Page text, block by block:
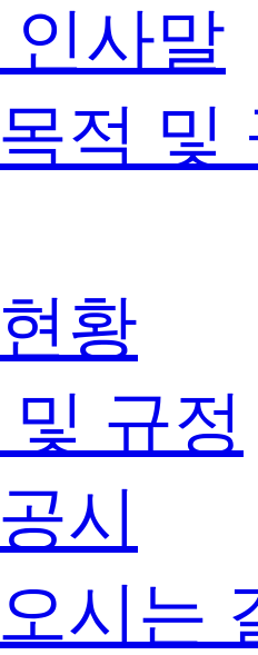
인사말
적 및
황
규정
시
시는